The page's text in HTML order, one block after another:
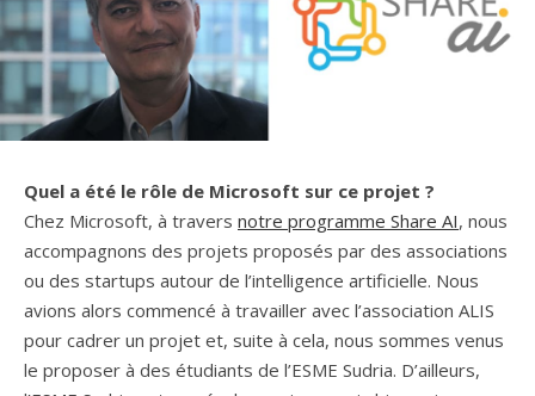
Quel a été le rôle de Microsoft sur ce projet ?
Chez Microsoft, à travers notre programme Share AI, nous
accompagnons des projets proposés par des associations
ou des startups autour de l’intelligence artificielle. Nous
avions alors commencé à travailler avec l’association ALIS
pour cadrer un projet et, suite à cela, nous sommes venus
le proposer à des étudiants de l’ESME Sudria. D’ailleurs,